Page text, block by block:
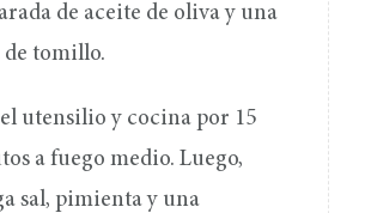
de aceite de oliva y una
de tomillo.
utensilio y cocina por 15
a fuego medio. Luego,
sal, pimienta y una